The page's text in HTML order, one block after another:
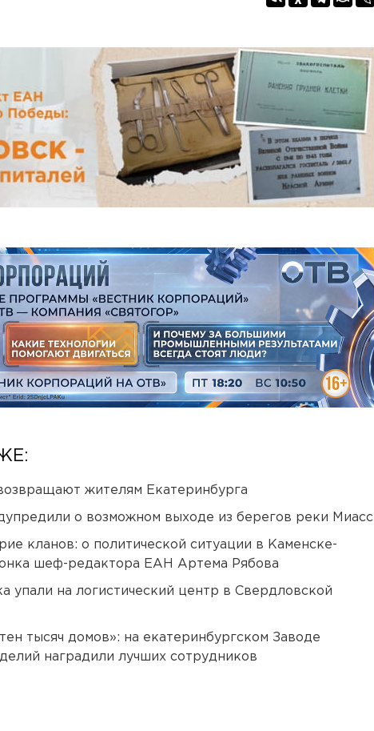
жителям Екатеринбурга
о возможном выходе из берегов реки Миасс
кланов: о политической ситуации в Каменске-
шеф-редактора ЕАН Артема Рябова
упали на логистический центр в Свердловской
тысяч домов»: на екатеринбургском Заводе
наградили лучших сотрудников